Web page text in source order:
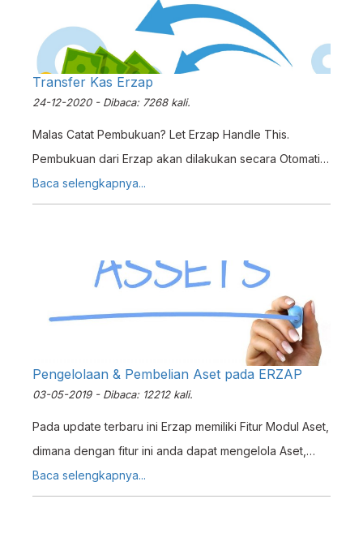
Transfer Kas Erzap
24-12-2020 - Dibaca: 7268 kali.
Malas Catat Pembukuan? Let Erzap Handle This.
Pembukuan dari Erzap akan dilakukan secara Otomatis
oleh Sistem. Anda cukup menginputkan memilih dan
memasukan nominal dari Akun Kasnya. Tidak perlu
Tutorialnya dibawah
Baca selengkapnya...
Pengelolaan & Pembelian Aset pada ERZAP
03-05-2019 - Dibaca: 12212 kali.
Pada update terbaru ini Erzap memiliki Fitur Modul Aset,
dimana dengan fitur ini anda dapat mengelola Aset,
terutama Aset Tetap, pada Usaha anda.
Baca selengkapnya...